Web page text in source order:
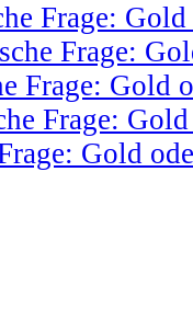
Frage:
Frage:
Frage: Gold
Frage:
Gold